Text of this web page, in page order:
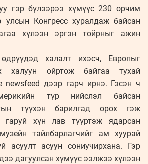
гэр бүлээрээ хүмүүс 230 орчим
Конгресс хуралдаж байсан
хүлээн эргэн тойрныг ажин
халалт ихэсч, Европыг
халуун ойртож байгаа тухай
newsfeed дээр гарч ирнэ. Гэсэн ч
түр нийслэл байсан
түүхэн барилгад орох гэж
гаруй хүн лав түүртэж ядарсан
тайлбарлагчийг ам хуурай
асуулт асуун сониучирхана. Гэр
дагуулсан хүмүүс ээлжээ хүлээн